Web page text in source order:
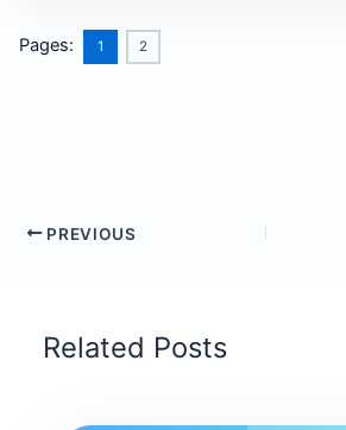
Pages: 1 2
PREVIOUS
Related Posts